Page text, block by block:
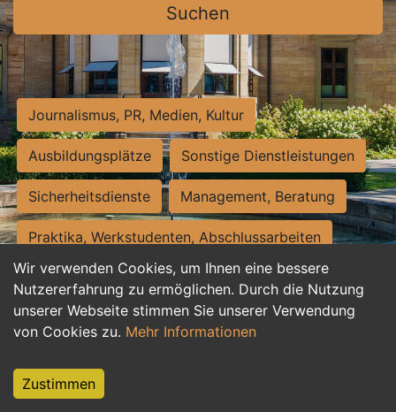
Wir verwenden Cookies, um Ihnen eine bessere
Nutzererfahrung zu ermöglichen. Durch die Nutzung
unserer Webseite stimmen Sie unserer Verwendung
von Cookies zu. Mehr Informationen
Zustimmen
Suchen
Journalismus, PR, Medien, Kultur
Ausbildungsplätze Sonstige Dienstleistungen
Sicherheitsdienste Management, Beratung
Praktika, Werkstudenten, Abschlussarbeiten
Personalwesen Assistenz, Sekretariat
Hilfskräfte, Aushilfs- und Nebenjobs
Weiterbildung, Studium, duale Ausbildung